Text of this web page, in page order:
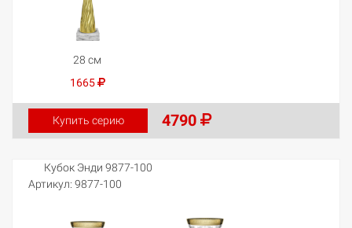
28 см
1665
Купить серию 4790
Кубок Энди 9877-100
Артикул: 9877-100